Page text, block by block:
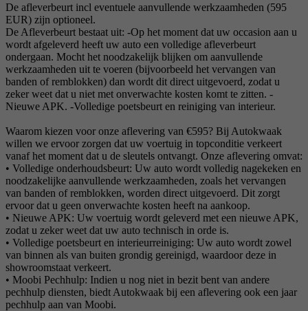
De afleverbeurt incl eventuele aanvullende werkzaamheden (595
EUR) zijn optioneel.
De Afleverbeurt bestaat uit: -Op het moment dat uw occasion aan u
wordt afgeleverd heeft uw auto een volledige afleverbeurt
ondergaan. Mocht het noodzakelijk blijken om aanvullende
werkzaamheden uit te voeren (bijvoorbeeld het vervangen van
banden of remblokken) dan wordt dit direct uitgevoerd, zodat u
zeker weet dat u niet met onverwachte kosten komt te zitten. -
Nieuwe APK. -Volledige poetsbeurt en reiniging van interieur.
Waarom kiezen voor onze aflevering van €595? Bij Autokwaak
willen we ervoor zorgen dat uw voertuig in topconditie verkeert
vanaf het moment dat u de sleutels ontvangt. Onze aflevering omvat:
• Volledige onderhoudsbeurt: Uw auto wordt volledig nagekeken en
noodzakelijke aanvullende werkzaamheden, zoals het vervangen
van banden of remblokken, worden direct uitgevoerd. Dit zorgt
ervoor dat u geen onverwachte kosten heeft na aankoop.
• Nieuwe APK: Uw voertuig wordt geleverd met een nieuwe APK,
zodat u zeker weet dat uw auto technisch in orde is.
• Volledige poetsbeurt en interieurreiniging: Uw auto wordt zowel
van binnen als van buiten grondig gereinigd, waardoor deze in
showroomstaat verkeert.
• Moobi Pechhulp: Indien u nog niet in bezit bent van andere
pechhulp diensten, biedt Autokwaak bij een aflevering ook een jaar
pechhulp aan van Moobi.